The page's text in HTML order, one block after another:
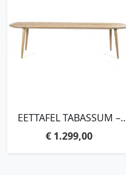
EETTAFEL TABASSUM –
300×100
€ 1.299,00